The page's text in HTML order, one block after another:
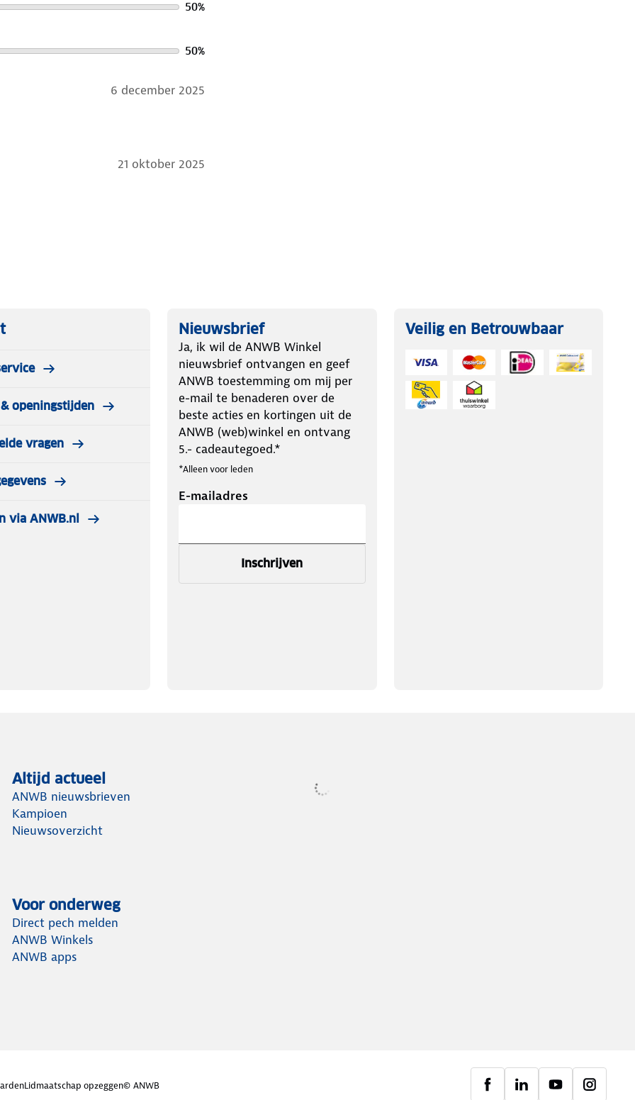
50%
50%
6 december 2025
21 oktober 2025
openingstijden
vragen
via ANWB.nl
Nieuwsbrief
Ja, ik wil de ANWB Winkel
nieuwsbrief ontvangen en geef
ANWB toestemming om mij per
e-mail te benaderen over de
beste acties en kortingen uit de
ANWB (web)winkel en ontvang
5.- cadeautegoed.*
*Alleen voor leden
E-mailadres
Inschrijven
Veilig en Betrouwbaar
Altijd actueel
ANWB nieuwsbrieven
Kampioen
Nieuwsoverzicht
Voor onderweg
Direct pech melden
ANWB Winkels
ANWB apps
Lidmaatschap opzeggen© ANWB